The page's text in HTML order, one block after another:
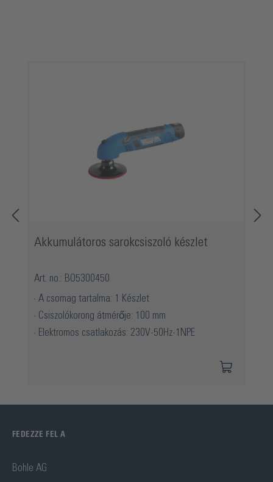
Akkumulátoros sarokcsiszoló készlet
Art. no.: BO5300450
A csomag tartalma: 1 Készlet
Csiszolókorong átmérője: 100 mm
Elektromos csatlakozás: 230V-50Hz-1NPE
FEDEZZE FEL A
Bohle AG